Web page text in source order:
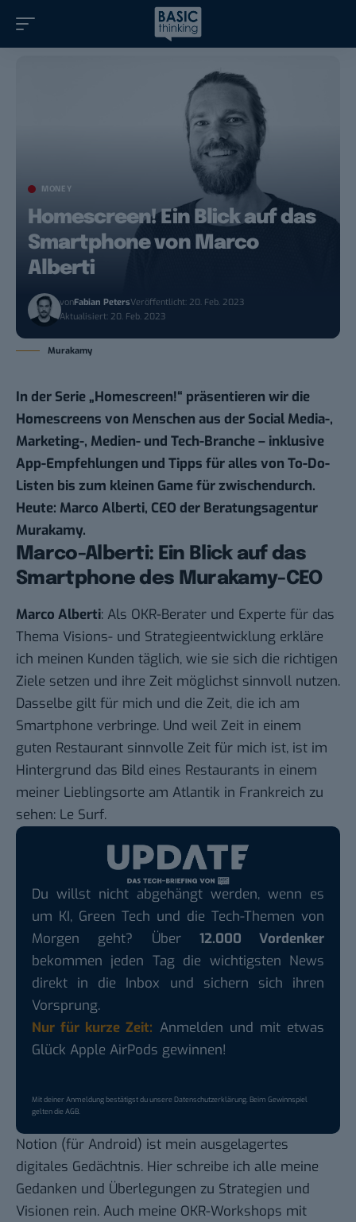
MONEY
Homescreen! Ein Blick auf das
Smartphone von Marco
Alberti
vonFabian PetersVeröffentlicht: 20. Feb. 2023
Aktualisiert: 20. Feb. 2023
Murakamy
In der Serie „Homescreen!“ präsentieren wir die
Homescreens von Menschen aus der Social Media-,
Marketing-, Medien- und Tech-Branche – inklusive
App-Empfehlungen und Tipps für alles von To-Do-
Listen bis zum kleinen Game für zwischendurch.
Heute: Marco Alberti, CEO der Beratungsagentur
Murakamy.
Marco-Alberti: Ein Blick auf das
Smartphone des Murakamy-CEO
Marco Alberti: Als OKR-Berater und Experte für das
Thema Visions- und Strategieentwicklung erkläre
ich meinen Kunden täglich, wie sie sich die richtigen
Ziele setzen und ihre Zeit möglichst sinnvoll nutzen.
Dasselbe gilt für mich und die Zeit, die ich am
Smartphone verbringe. Und weil Zeit in einem
guten Restaurant sinnvolle Zeit für mich ist, ist im
Hintergrund das Bild eines Restaurants in einem
meiner Lieblingsorte am Atlantik in Frankreich zu
sehen: Le Surf.
Du willst nicht abgehängt werden, wenn es
um KI, Green Tech und die Tech-Themen von
Morgen geht? Über 12.000 Vordenker
bekommen jeden Tag die wichtigsten News
direkt in die Inbox und sichern sich ihren
Vorsprung.
Nur für kurze Zeit: Anmelden und mit etwas
Glück Apple AirPods gewinnen!
Mit deiner Anmeldung bestätigst du unsereDatenschutzerklärung. Beim Gewinnspiel
gelten dieAGB.
Notion (für Android) ist mein ausgelagertes
digitales Gedächtnis. Hier schreibe ich alle meine
Gedanken und Überlegungen zu Strategien und
Visionen rein. Auch meine OKR-Workshops mit